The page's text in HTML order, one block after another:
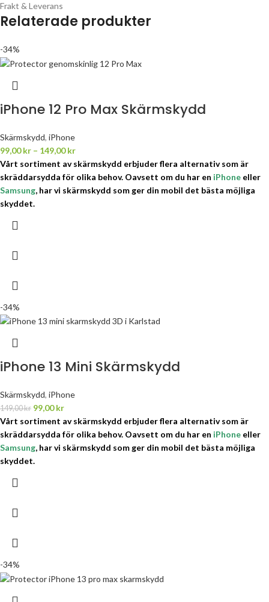
Frakt & Leverans
Relaterade produkter
-34%
iPhone 12 Pro Max Skärmskydd
Skärmskydd, iPhone
99,00kr – 149,00kr
Vårt sortiment av skärmskydd erbjuder flera alternativ som är
skräddarsydda för olika behov. Oavsett om du har en iPhone eller
Samsung, har vi skärmskydd som ger din mobil det bästa möjliga
skyddet.
-34%
iPhone 13 Mini Skärmskydd
Skärmskydd, iPhone
149,00kr 99,00kr
Vårt sortiment av skärmskydd erbjuder flera alternativ som är
skräddarsydda för olika behov. Oavsett om du har en iPhone eller
Samsung, har vi skärmskydd som ger din mobil det bästa möjliga
skyddet.
-34%